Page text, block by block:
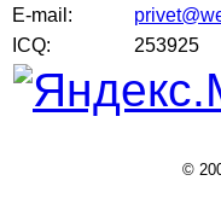
E-mail:
ICQ:
253925
©